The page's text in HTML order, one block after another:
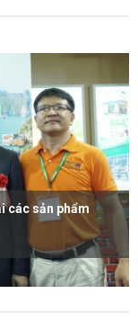
các sản phẩm